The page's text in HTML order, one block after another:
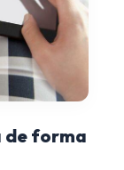
de forma